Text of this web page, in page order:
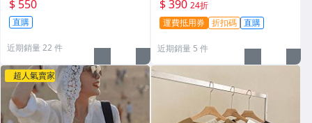
$ 550
直購
近期銷量 22 件
$ 390 24折
運費抵用券 折扣碼 直購
近期銷量 5 件
超人氣賣家